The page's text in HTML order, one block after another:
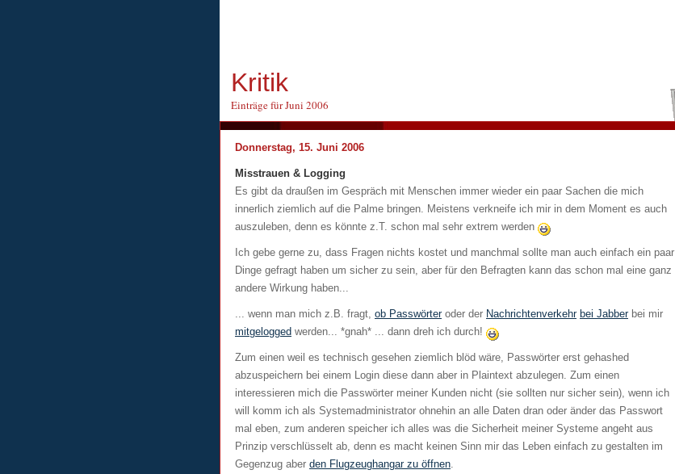
Kritik
Einträge für Juni 2006
Donnerstag, 15. Juni 2006
Misstrauen & Logging
Es gibt da draußen im Gespräch mit Menschen immer wieder ein paar Sachen die mich
innerlich ziemlich auf die Palme bringen. Meistens verkneife ich mir in dem Moment es auch
auszuleben, denn es könnte z.T. schon mal sehr extrem werden
Ich gebe gerne zu, dass Fragen nichts kostet und manchmal sollte man auch einfach ein paar
Dinge gefragt haben um sicher zu sein, aber für den Befragten kann das schon mal eine ganz
andere Wirkung haben...
... wenn man mich z.B. fragt, ob Passwörteroder der Nachrichtenverkehr bei Jabberbei mir
mitgelogged werden... *gnah* ... dann dreh ich durch!
Zum einen weil es technisch gesehen ziemlich blöd wäre, Passwörter erst gehashed
abzuspeichern bei einem Login diese dann aber in Plaintext abzulegen. Zum einen
interessieren mich die Passwörter meiner Kunden nicht (sie sollten nur sicher sein), wenn ich
will komm ich als Systemadministrator ohnehin an alle Daten dran oder änder das Passwort
mal eben, zum anderen speicher ich alles was die Sicherheit meiner Systeme angeht aus
Prinzip verschlüsselt ab, denn es macht keinen Sinn mir das Leben einfach zu gestalten im
Gegenzug aber den Flugzeughangar zu öffnen.